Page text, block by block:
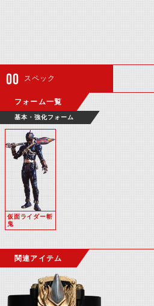
スペック
フォーム一覧
基本・強化フォーム
仮面ライダー斬
鬼
関連アイテム